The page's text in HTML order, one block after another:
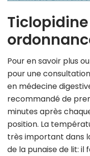
Pour en savoir plus
pour une
en médecine
recommandé de
minutes après
position. La
très important dans
de la punaise de lit: il